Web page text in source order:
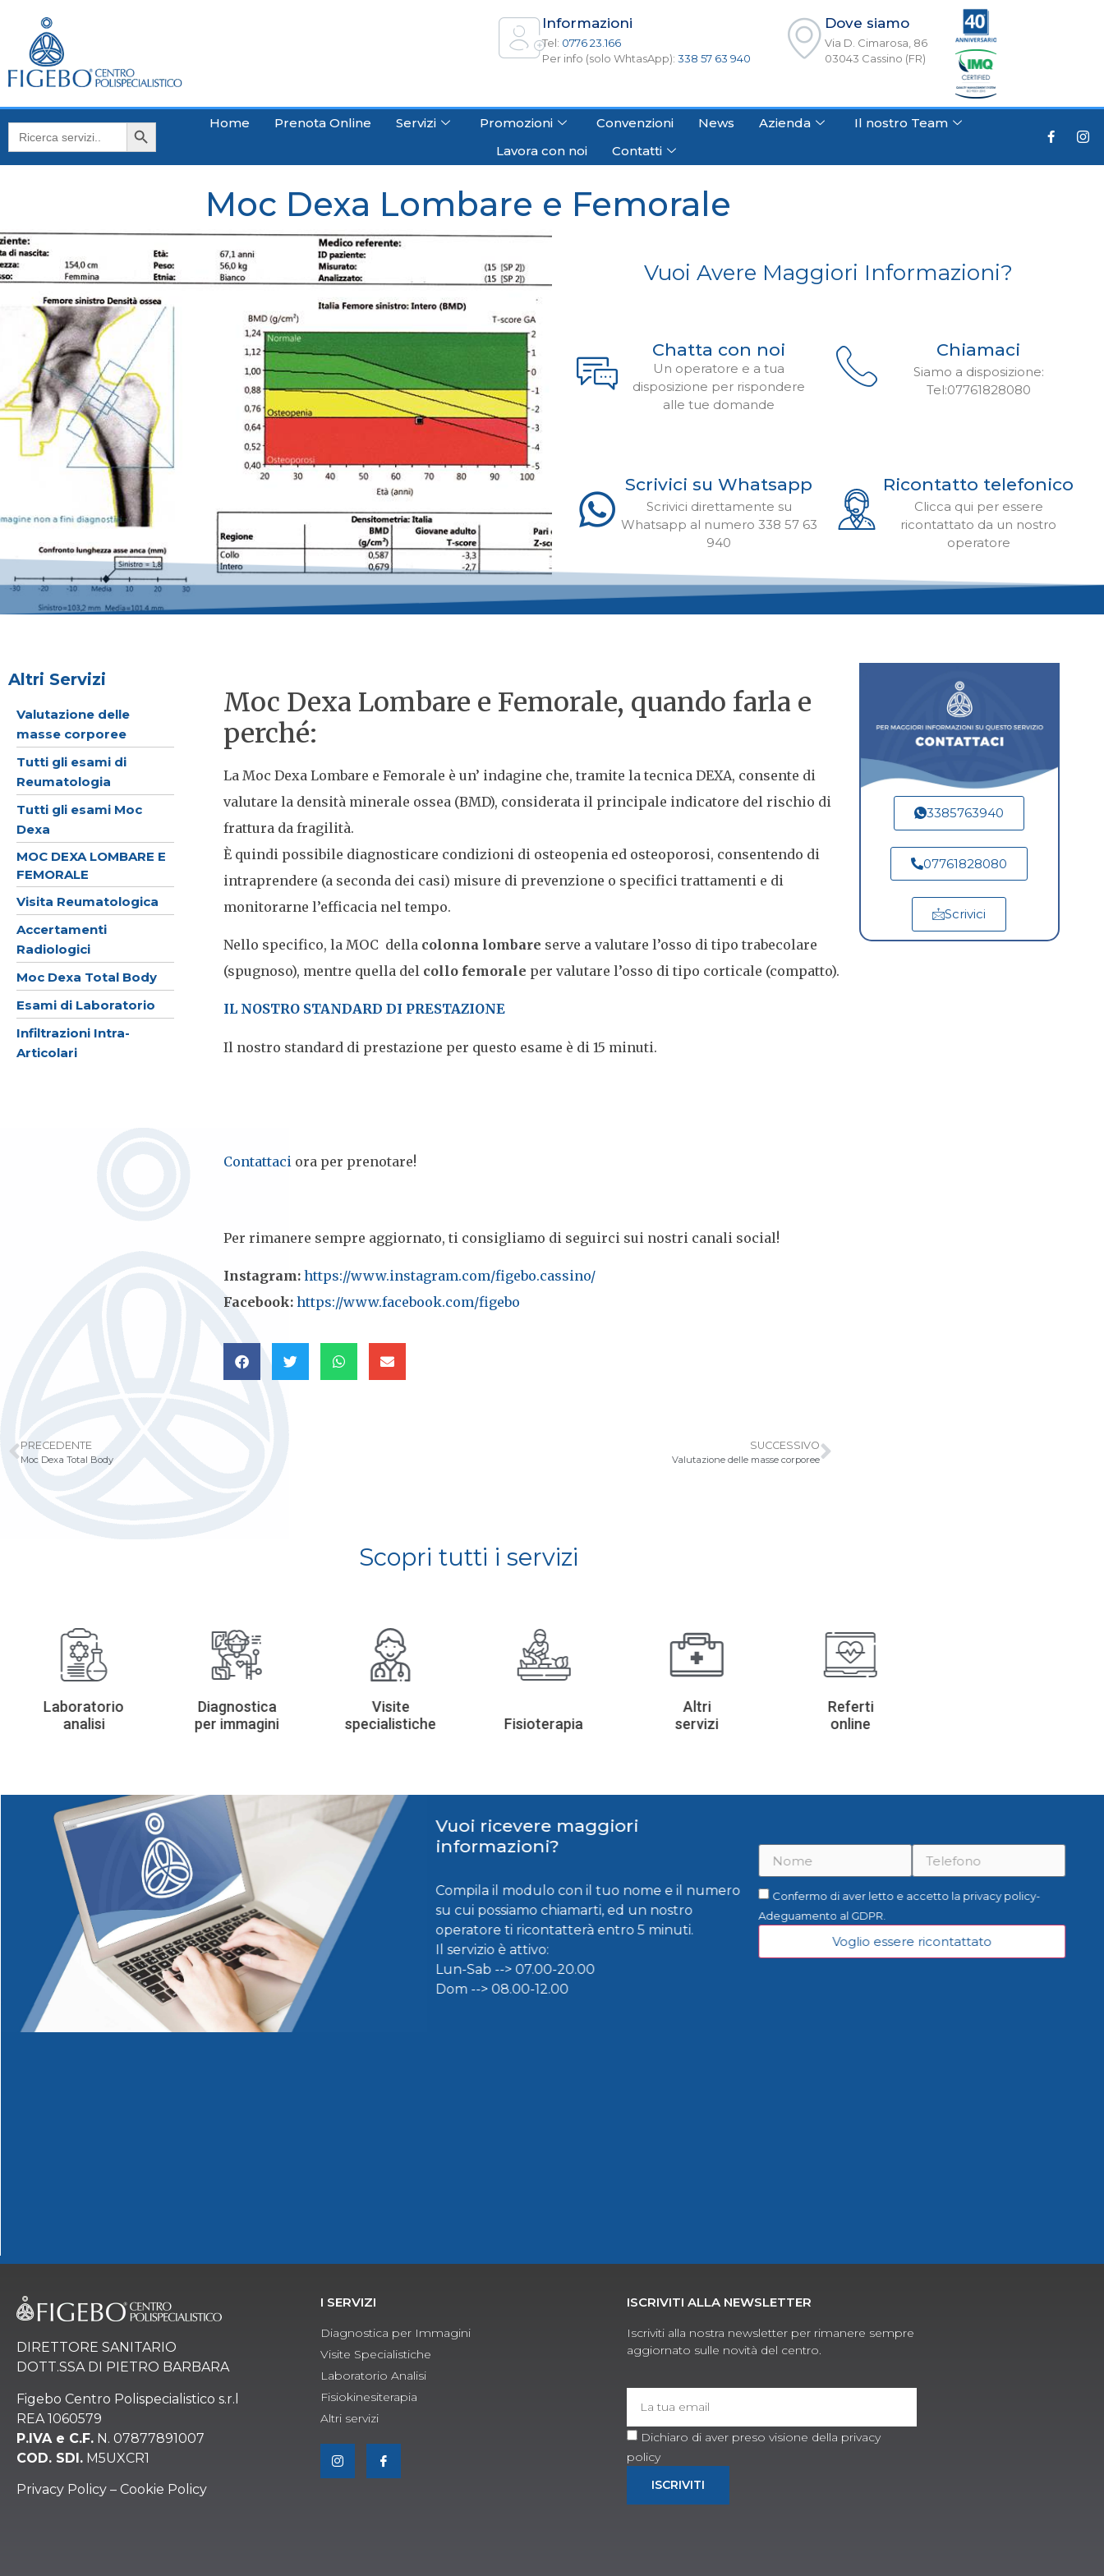
Informazioni
Tel: 0776 23.166
Per info (solo WhtasApp):338 57 63 940
Dove siamo
Via D. Cimarosa, 86
03043 Cassino (FR)
Search
for:
Search ButtonHome Prenota Online Servizi Promozioni Convenzioni News Azienda
Il nostro Team
Lavora con noi
Contatti
Moc Dexa Lombare e Femorale
Vuoi Avere Maggiori Informazioni?
Chatta con noi
Un operatore e a tua
disposizione per rispondere
alle tue domande
Chiamaci
Siamo a disposizione:
Tel:07761828080
Scrivici su Whatsapp
Scrivici direttamente su
Whatsapp al numero 338 57 63
940
Ricontatto telefonico
Clicca qui per essere
ricontattato da un nostro
operatore
Altri Servizi
Valutazione delle
masse corporee
Tutti gli esami di
Reumatologia
Tutti gli esami Moc
Dexa
MOC DEXA LOMBARE E
FEMORALE
Visita Reumatologica
Accertamenti
Radiologici
Moc Dexa Total Body
Esami di Laboratorio
Infiltrazioni Intra-
Articolari
Moc Dexa Lombare e Femorale, quando farla e
perché:
La Moc Dexa Lombare e Femorale è un’ indagine che, tramite la tecnica DEXA, consente di
valutare la densità minerale ossea (BMD), considerata il principale indicatore del rischio di
frattura da fragilità.
È quindi possibile diagnosticare condizioni di osteopenia ed osteoporosi, consentendo di
intraprendere (a seconda dei casi) misure di prevenzione o specifici trattamenti e di
monitorarne l’efficacia nel tempo.
Nello specifico, la MOC della colonna lombare serve a valutare l’osso di tipo trabecolare
(spugnoso), mentre quella del collo femorale per valutare l’osso di tipo corticale (compatto).
IL NOSTRO STANDARD DI PRESTAZIONE
Il nostro standard di prestazione per questo esame è di 15 minuti.
Contattaci ora per prenotare!
Per rimanere sempre aggiornato, ti consigliamo di seguirci sui nostri canali social!
Instagram: https://www.instagram.com/figebo.cassino/
Facebook: https://www.facebook.com/figebo
3385763940
07761828080
Scrivici
PRECEDENTE
Moc Dexa Total Body
SUCCESSIVO
Valutazione delle masse corporee
Scopri tutti i servizi
Laboratorio
analisi
Diagnostica
per immagini
Visite
specialistiche
Fisioterapia
Altri
servizi
Referti
online
Vuoi ricevere maggiori
informazioni?
Compila il modulo con il tuo nome e il numero
su cui possiamo chiamarti, ed un nostro
operatore ti ricontatterà entro 5 minuti.
Il servizio è attivo:
Lun-Sab --> 07.00-20.00
Dom --> 08.00-12.00
Confermo di aver letto e accetto la privacy policy-
Adeguamento al GDPR.
Voglio essere ricontattato
DIRETTORE SANITARIO
DOTT.SSA DI PIETRO BARBARA
Figebo Centro Polispecialistico s.r.l
REA 1060579
P.IVA e C.F. N. 07877891007
COD. SDI. M5UXCR1
Privacy Policy – Cookie Policy
I SERVIZI
Diagnostica per Immagini
Visite Specialistiche
Laboratorio Analisi
Fisiokinesiterapia
Altri servizi
ISCRIVITI ALLA NEWSLETTER
Iscriviti alla nostra newsletter per rimanere sempre
aggiornato sulle novità del centro.
Dichiaro di aver preso visione della privacy
policy
ISCRIVITI